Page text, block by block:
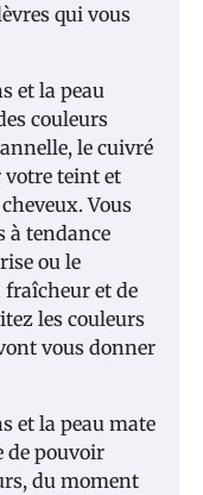
qui vous
et la peau
couleurs
le cuivré
votre teint et
Vous
à tendance
ou le
et de
les couleurs
vous donner
et la peau mate
de pouvoir
du moment